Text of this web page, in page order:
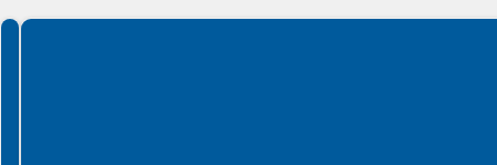
Spełniamy standardy WCAG 2.2
Spełniamy standardy W3C